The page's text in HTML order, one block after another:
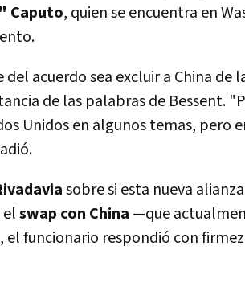
Caputo, quien se encuentra en
acuerdo sea excluir a China de
de las palabras de Bessent.
Unidos en algunos temas, pero
sobre si esta nueva
swap con China —que
el funcionario respondió con